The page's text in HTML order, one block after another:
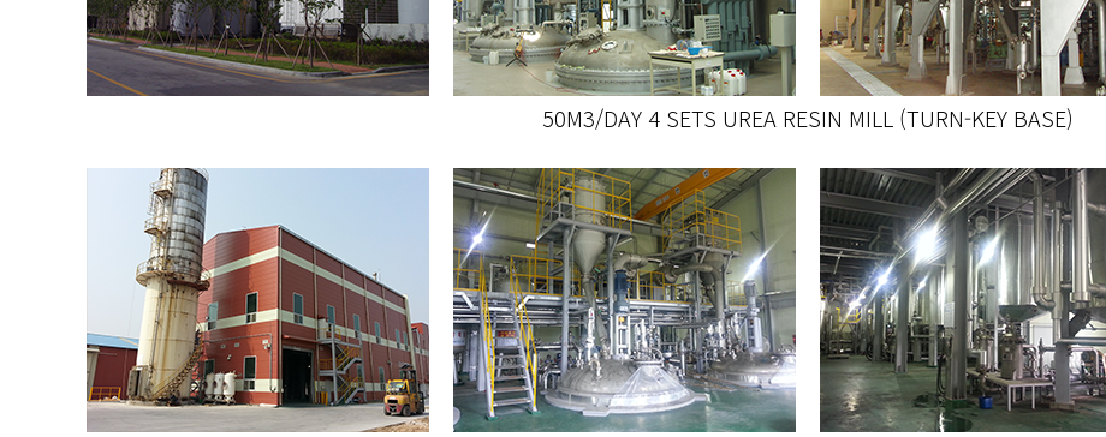
50M3/DAY 4 SETS UREA RESIN MILL (TURN-KEY BASE)